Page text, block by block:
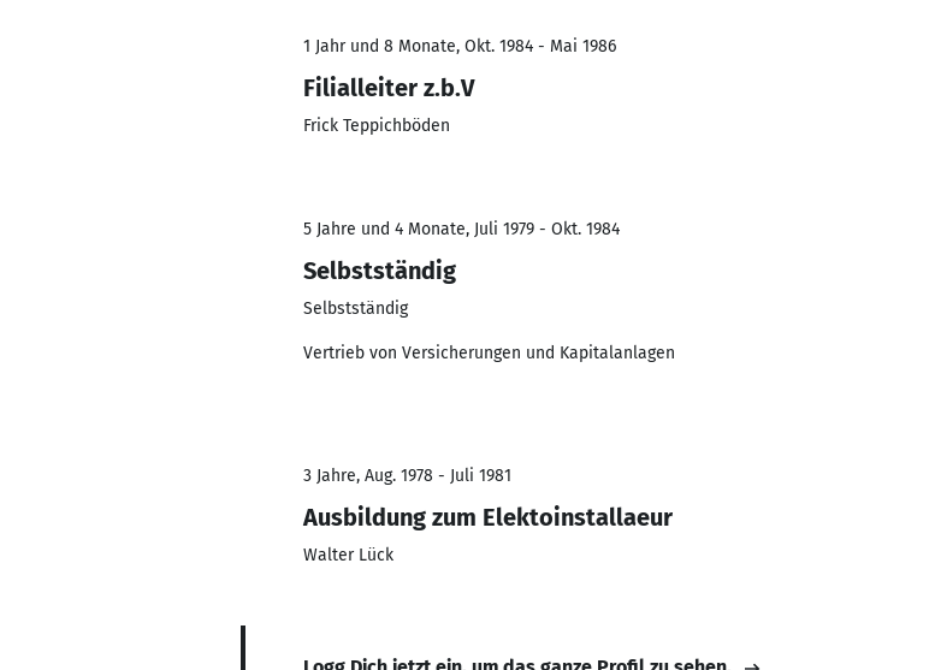
1 Jahr und 8 Monate, Okt. 1984 - Mai 1986
Filialleiter z.b.V
Frick Teppichböden
5 Jahre und 4 Monate, Juli 1979 - Okt. 1984
Selbstständig
Selbstständig
Vertrieb von Versicherungen und Kapitalanlagen
3 Jahre, Aug. 1978 - Juli 1981
Ausbildung zum Elektoinstallaeur
Walter Lück